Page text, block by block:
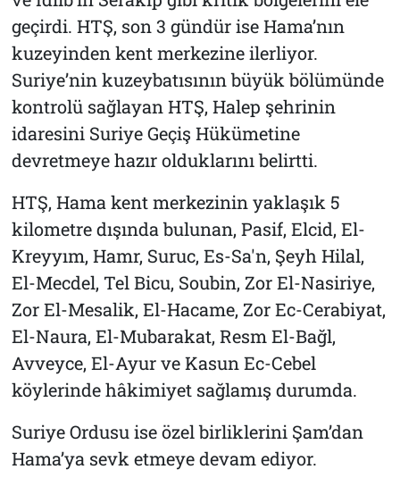
geçirdi. HTŞ, son 3 gündür ise Hama’nın
kuzeyinden kent merkezine ilerliyor.
Suriye’nin kuzeybatısının büyük bölümünde
kontrolü sağlayan HTŞ, Halep şehrinin
idaresini Suriye Geçiş Hükümetine
devretmeye hazır olduklarını belirtti.
HTŞ, Hama kent merkezinin yaklaşık 5
kilometre dışında bulunan, Pasif, Elcid, El-
Kreyyım, Hamr, Suruc, Es-Sa'n, Şeyh Hilal,
El-Mecdel, Tel Bicu, Soubin, Zor El-Nasiriye,
Zor El-Mesalik, El-Hacame, Zor Ec-Cerabiyat,
El-Naura, El-Mubarakat, Resm El-Bağl,
Avveyce, El-Ayur ve Kasun Ec-Cebel
köylerinde hâkimiyet sağlamış durumda.
Suriye Ordusu ise özel birliklerini Şam’dan
Hama’ya sevk etmeye devam ediyor.